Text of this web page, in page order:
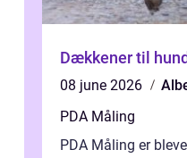
Dækkener til
08 june 2026
PDA Måling
PDA Måling er